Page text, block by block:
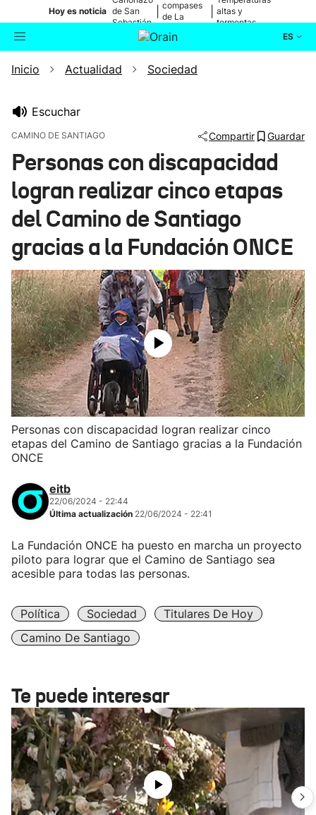
Hoy es noticia de San
Sebastián
compases
de La
altas y
tormentas
ES
Buscador Actualidad
Ikusmiran
Eguraldia
Inicio Actualidad Sociedad
Escuchar
CAMINO DE SANTIAGO Compartir Guardar
Personas con discapacidad
logran realizar cinco etapas
del Camino de Santiago
gracias a la Fundación ONCE
Personas con discapacidad logran realizar cinco
etapas del Camino de Santiago gracias a la Fundación
ONCE
eitb
22/06/2024 - 22:44
Última actualización 22/06/2024 - 22:41
La Fundación ONCE ha puesto en marcha un proyecto
piloto para lograr que el Camino de Santiago sea
acesible para todas las personas.
Política Sociedad
Titulares De Hoy
Camino De Santiago
Te puede interesar